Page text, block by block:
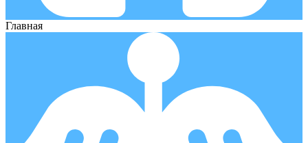
Главная